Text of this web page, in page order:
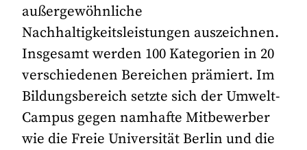
außergewöhnliche
Nachhaltigkeitsleistungen auszeichnen.
Insgesamt werden 100 Kategorien in 20
verschiedenen Bereichen prämiert. Im
Bildungsbereich setzte sich der Umwelt-
Campus gegen namhafte Mitbewerber
wie die Freie Universität Berlin und die